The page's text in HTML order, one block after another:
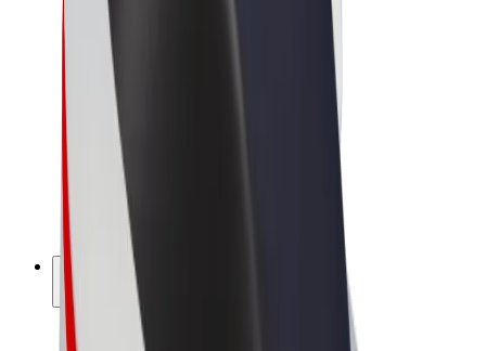
Rollerek
Bolt Market
Bolt Food
Bolt Drive
Bolt cégeknek
E-kerékpárok
Bolt Plus
Keress a Bolttal
Sofőrök